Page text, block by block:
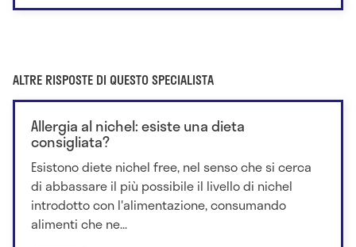
ALTRE RISPOSTE DI QUESTO SPECIALISTA
Allergia al nichel: esiste una dieta
consigliata?
Esistono diete nichel free, nel senso che si cerca
di abbassare il più possibile il livello di nichel
introdotto con l'alimentazione, consumando
alimenti che ne...